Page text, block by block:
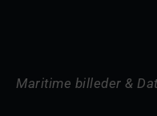
Maritime billeder &